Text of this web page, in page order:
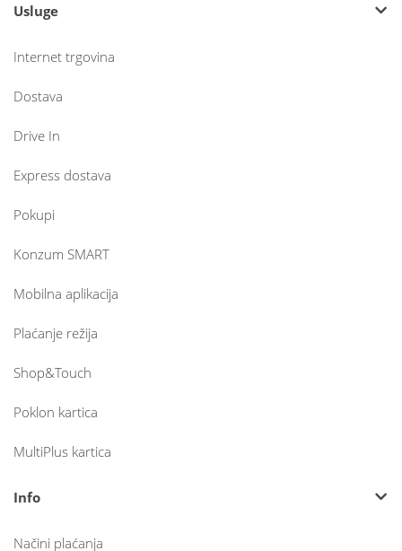
Usluge
Internet trgovina
Dostava
Drive In
Express dostava
Pokupi
Konzum SMART
Mobilna aplikacija
Plaćanje režija
Shop&Touch
Poklon kartica
MultiPlus kartica
Info
Načini plaćanja